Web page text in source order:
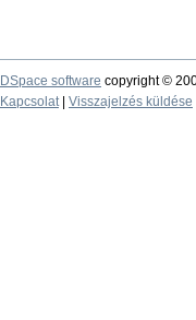
DSpace software copyright ©
Kapcsolat| Visszajelzés küldése